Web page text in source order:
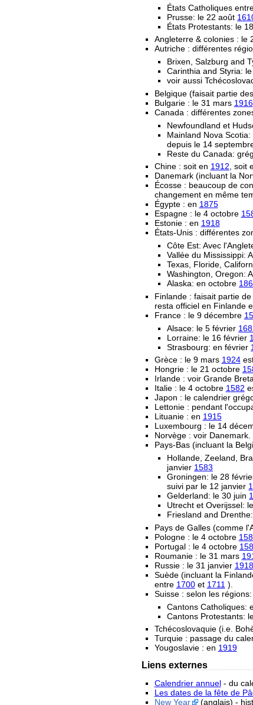
États Catholiques
Prusse: le 22 août
États Protestants: le
Angleterre & colonies : le
Autriche : différentes
Brixen, Salzburg and
Carinthia and Styria:
voir aussi
Belgique (faisait partie
Bulgarie : le 31 mars 1916
Canada : différentes
Newfoundland et
Mainland Nova
depuis le 14
Reste du Canada:
Chine : soit en 1912, soit
Danemark (incluant la
Écosse : beaucoup de
changement en même
Égypte : en 1875
Espagne : le 4 octobre
Estonie : en 1918
États-Unis : différentes
Côte Est: Avec
Vallée du Mississippi:
Texas, Floride,
Washington, Oregon:
Alaska: en octobre
Finlande : faisait partie
resta officiel en Finlande
France : le 9 décembre
Alsace: le 5 février
Lorraine: le 16 février
Strasbourg: en février
Grèce : le 9 mars 1924
Hongrie : le 21 octobre
Irlande : voir Grande
Italie : le 4 octobre 1582
Japon : le calendrier
Lettonie : pendant
Lituanie : en 1915
Luxembourg : le 14
Norvège : voir Danemark.
Pays-Bas (incluant la
Hollande, Zeeland,
janvier 1583
Groningen: le 28
suivi par le 12 janvier
Gelderland: le 30 juin
Utrecht et Overijssel:
Friesland and
Pays de Galles (comme
Pologne : le 4 octobre
Portugal : le 4 octobre
Roumanie : le 31 mars
Russie : le 31 janvier 1918
Suède (incluant la
entre 1700et 1711 ).
Suisse : selon les régions:
Cantons Catholiques:
Cantons Protestants:
Tchécoslovaquie (i.e.
Turquie : passage du
Yougoslavie : en 1919
Liens externes
Calendrier annuel- du
Les dates de la fête de
New Year
(anglais) -